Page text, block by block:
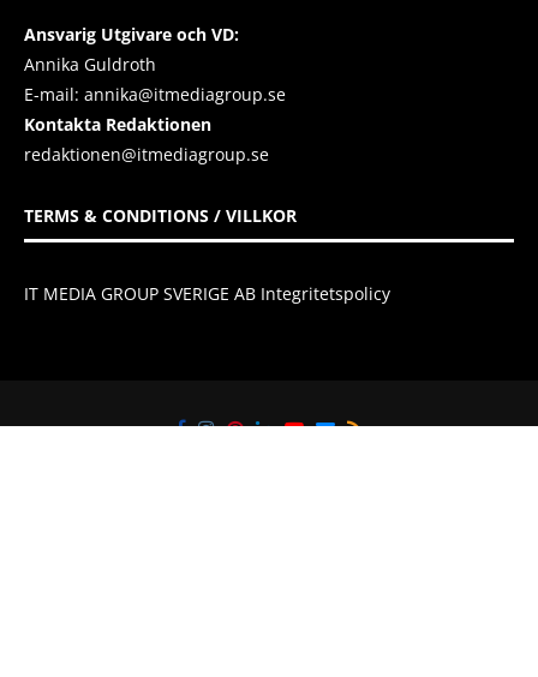
Ansvarig Utgivare och VD:
Annika Guldroth
E-mail: annika@itmediagroup.se
Kontakta Redaktionen
redaktionen@itmediagroup.se
TERMS & CONDITIONS / VILLKOR
IT MEDIA GROUP SVERIGE AB Integritetspolicy